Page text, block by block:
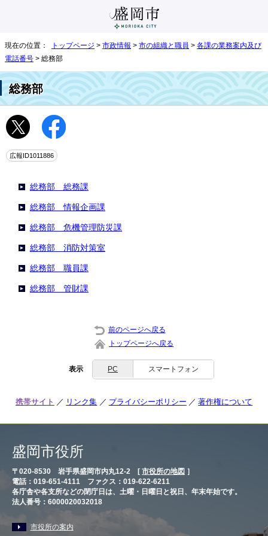
現在の位置： トップページ > 市政情報 > 市の組織と職員 > 各課の業務案内及び
電話番号 > 総務部
総務部
広報ID1011886
総務部 総務課
総務部 情報企画課
総務部 危機管理防災課
総務部 消防対策室
総務部 職員課
総務部 管財課
前のページへ戻る
トップページへ戻る
表示 PC スマートフォン
携帯サイト リンク集 プライバシーポリシー 著作権について
盛岡市役所
〒020-8530 岩手県盛岡市内丸12-2 [ 市役所の地図 ］
電話：019-651-4111 ファクス：019-622-6211
各庁舎や各支所などの閉庁日は、土曜・日曜日と祝日、年末年始です。
法人番号：6000020032018
市役所の案内